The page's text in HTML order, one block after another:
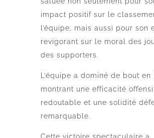
impact positif sur le
l’équipe, mais aussi pour son
revigorant sur le moral des
des supporters.
L’équipe a dominé de bout en
montrant une efficacité
redoutable et une solidité
remarquable.